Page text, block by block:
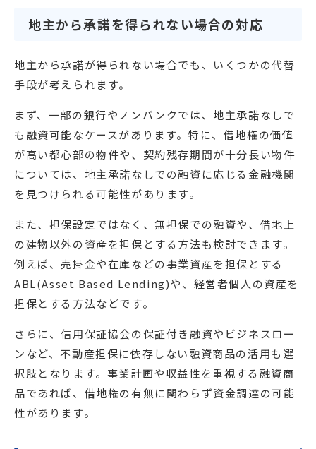
地主から承諾を得られない場合の対応
地主から承諾が得られない場合でも、いくつかの代替
手段が考えられます。
まず、一部の銀行やノンバンクでは、地主承諾なしで
も融資可能なケースがあります。特に、借地権の価値
が高い都心部の物件や、契約残存期間が十分長い物件
については、地主承諾なしでの融資に応じる金融機関
を見つけられる可能性があります。
また、担保設定ではなく、無担保での融資や、借地上
の建物以外の資産を担保とする方法も検討できます。
例えば、売掛金や在庫などの事業資産を担保とする
ABL(Asset Based Lending)や、経営者個人の資産を
担保とする方法などです。
さらに、信用保証協会の保証付き融資やビジネスロー
ンなど、不動産担保に依存しない融資商品の活用も選
択肢となります。事業計画や収益性を重視する融資商
品であれば、借地権の有無に関わらず資金調達の可能
性があります。